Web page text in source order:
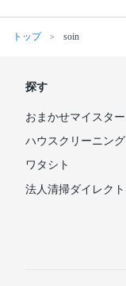
トップ soin
探す
おまかせマイスター
ハウスクリーニング
ワタシト
法人清掃ダイレクト